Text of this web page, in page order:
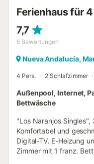
Ferienhaus für
7,7
6 Bewertungen
Nueva Andalucía,
4 Pers. 2 Schlafzimmer
Außenpool, Internet,
Bettwäsche
"Los Naranjos Singles",
Komfortabel und
Digital-TV, E-Heizung
Zimmer mit 1 franz.